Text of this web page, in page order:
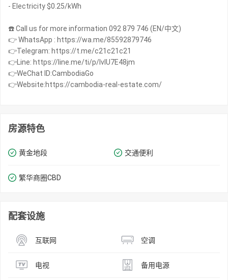
- Electricity $0.25/kWh
☎️ Call us for more information 092 879 746 (EN/中文)
👉 WhatsApp : https://wa.me/85592879746
👉Telegram: https://t.me/c21c21c21
👉Line: https://line.me/ti/p/IvIU7E48jm
👉WeChat ID:CambodiaGo
👉Website:https://cambodia-real-estate.com/
房源特色
黄金地段 交通便利
繁华商圈​​CBD
配套设施
互联网 空调
电视 备用电源